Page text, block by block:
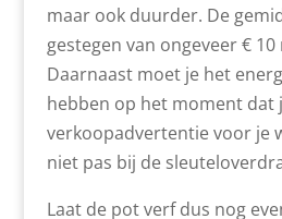
maar ook duurder. De
gestegen van ongeveer € 10
Daarnaast moet je het
hebben op het moment dat
verkoopadvertentie voor je
niet pas bij de
Laat de pot verf dus nog